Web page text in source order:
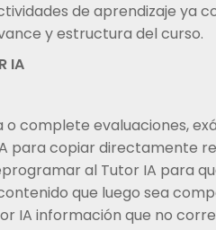
de aprendizaje ya
y estructura del curso.
IA
o complete evaluaciones,
para copiar directamente
al Tutor IA para
que luego sea
IA información que no